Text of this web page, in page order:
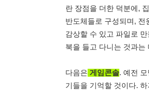
란 장점을 더한 덕분에,
반도체들로 구성되며, 전
감상할 수 있고 파일로
북을 들고 다니는 것과는
다음은 게임콘솔. 예전
기들을 기억할 것이다.